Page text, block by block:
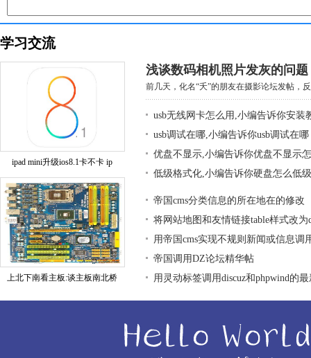
学习交流
ipad mini升级ios8.1卡不卡 ip
上北下南看主板:谈主板南北桥
浅谈数码相机照片发灰的问题
前几天，化名“夭”的朋友在摄影论坛发帖，
usb无线网卡怎么用,小编告诉你安装
usb调试在哪,小编告诉你usb调试在哪
优盘不显示,小编告诉你优盘不显示
低级格式化,小编告诉你硬盘怎么低
帝国cms分类信息的所在地在的修改
将网站地图和友情链接table样式改为
用帝国cms实现不规则新闻或信息调
帝国调用DZ论坛精华帖
用灵动标签调用discuz和phpwind的